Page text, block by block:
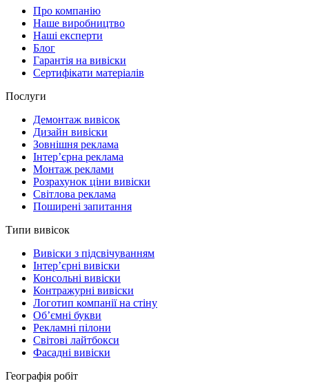
Про компанію
Наше виробництво
Наші експерти
Блог
Гарантія на вивіски
Сертифікати матеріалів
Послуги
Демонтаж вивісок
Дизайн вивіски
Зовнішня реклама
Інтер’єрна реклама
Монтаж реклами
Розрахунок ціни вивіски
Світлова реклама
Поширені запитання
Типи вивісок
Вивіски з підсвічуванням
Інтер’єрні вивіски
Консольні вивіски
Контражурні вивіски
Логотип компанії на стіну
Об’ємні букви
Рекламні пілони
Світові лайтбокси
Фасадні вивіски
Географія робіт